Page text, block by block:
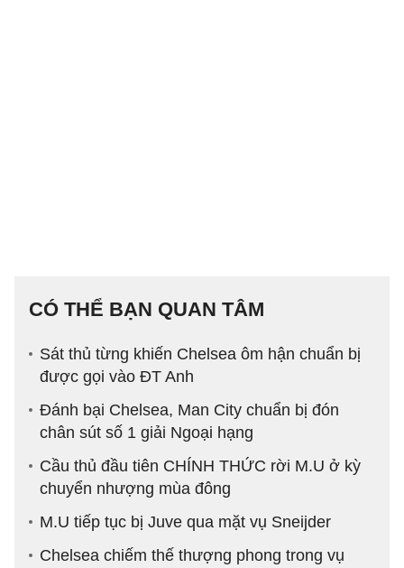
CÓ THỂ BẠN QUAN TÂM
Sát thủ từng khiến Chelsea ôm hận chuẩn bị
được gọi vào ĐT Anh
Đánh bại Chelsea, Man City chuẩn bị đón
chân sút số 1 giải Ngoại hạng
Cầu thủ đầu tiên CHÍNH THỨC rời M.U ở kỳ
chuyển nhượng mùa đông
M.U tiếp tục bị Juve qua mặt vụ Sneijder
Chelsea chiếm thế thượng phong trong vụ